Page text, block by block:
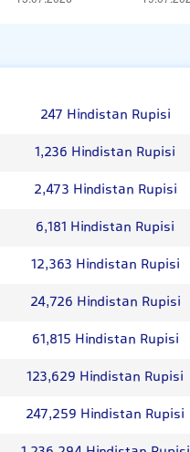
247 Hindistan Rupisi
1,236 Hindistan Rupisi
2,473 Hindistan Rupisi
6,181 Hindistan Rupisi
12,363 Hindistan Rupisi
24,726 Hindistan Rupisi
61,815 Hindistan Rupisi
123,629 Hindistan Rupisi
247,259 Hindistan Rupisi